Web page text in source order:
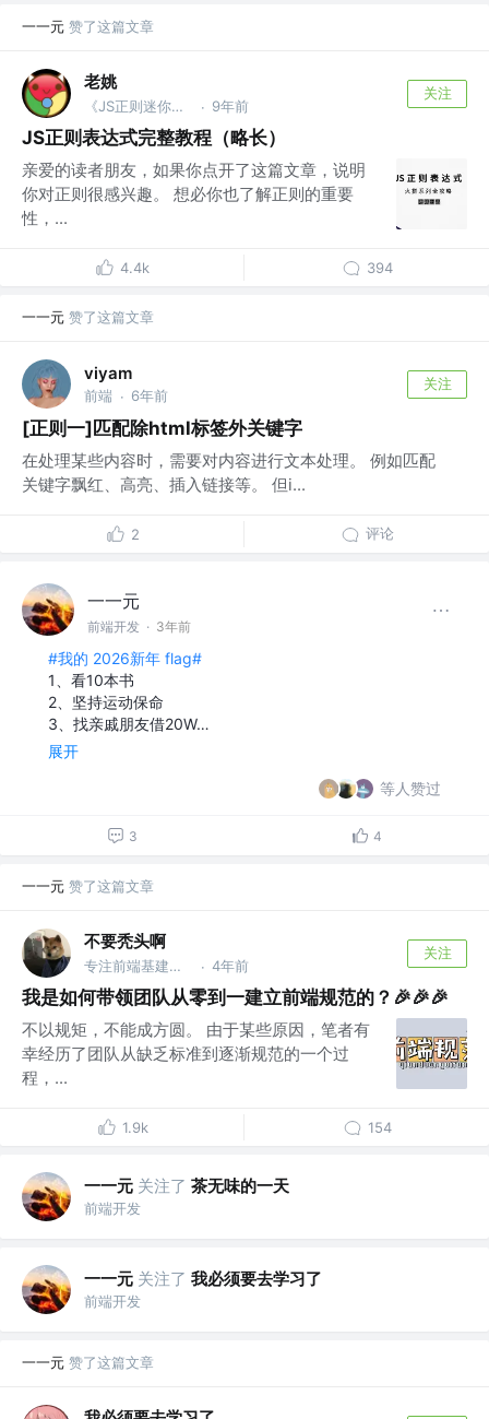
一一元 赞了这篇文章
老姚
《JS正则迷你书》作者 · 9年前
关注
JS正则表达式完整教程（略长）
亲爱的读者朋友，如果你点开了这篇文章，说明
你对正则很感兴趣。 想必你也了解正则的重要
性，...
4.4k 394
一一元 赞了这篇文章
viyam
前端 · 6年前
关注
[正则一]匹配除html标签外关键字
在处理某些内容时，需要对内容进行文本处理。 例如匹配
关键字飘红、高亮、插入链接等。 但i...
2 评论
一一元
前端开发 · 3年前
#我的 2026新年 flag#
1、看10本书
2、坚持运动保命
3、找亲戚朋友借20W…
展开
等人赞过
3 4
一一元 赞了这篇文章
不要秃头啊
专注前端基建，热衷量化投资 · 4年前
关注
我是如何带领团队从零到一建立前端规范的？🎉🎉🎉
不以规矩，不能成方圆。 由于某些原因，笔者有
幸经历了团队从缺乏标准到逐渐规范的一个过
程，...
1.9k 154
一一元 关注了 茶无味的一天
前端开发
一一元 关注了 我必须要去学习了
前端开发
一一元 赞了这篇文章